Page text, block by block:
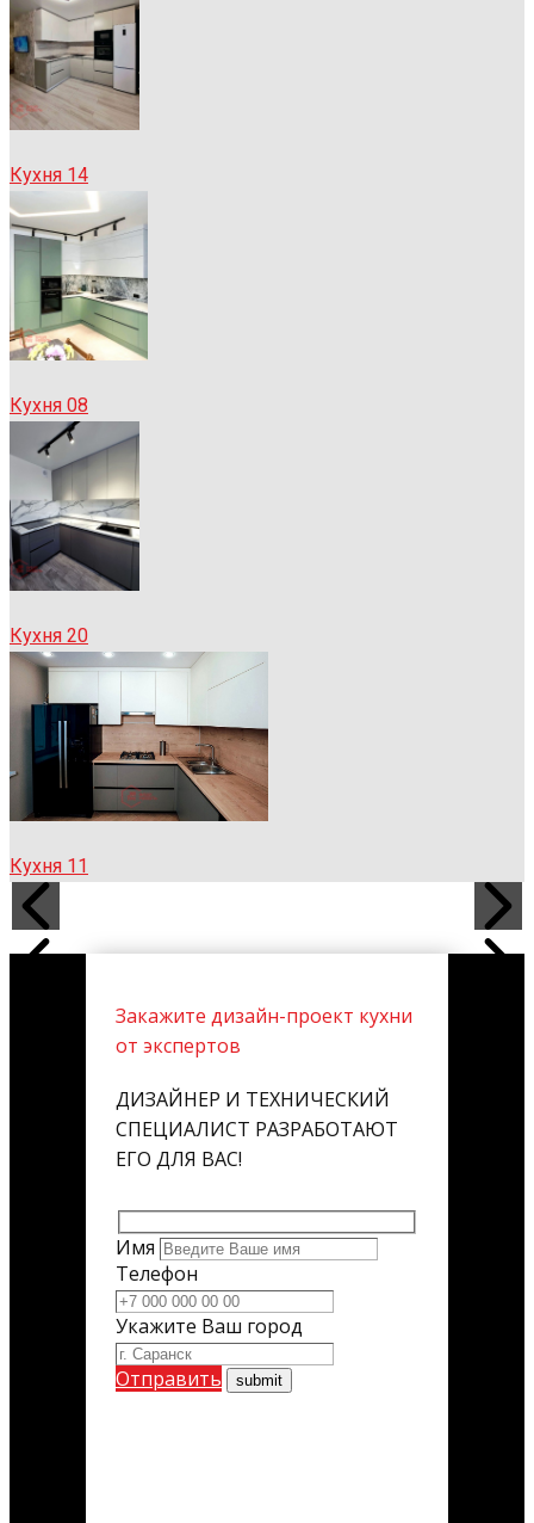
Кухня 14
Кухня 08
Кухня 20
Кухня 11
Закажите дизайн-проект кухни
от экспертов
ДИЗАЙНЕР И ТЕХНИЧЕСКИЙ
СПЕЦИАЛИСТ РАЗРАБОТАЮТ
ЕГО ДЛЯ ВАС!
Имя
Телефон
Укажите Ваш город
Отправить